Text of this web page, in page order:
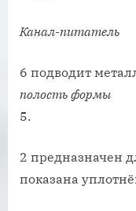
Канал-питатель
6 подводит
полость формы
5.
2 предназначен
показана